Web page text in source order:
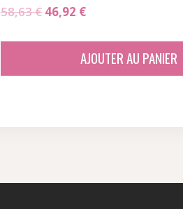
58,63€ Le
46,92 €Le
est :
AJOUTER AU PANIER